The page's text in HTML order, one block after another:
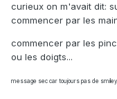
curieux on m'avait dit:
commencer par les
commencer par les
ou les doigts...
message sec car toujours pas de